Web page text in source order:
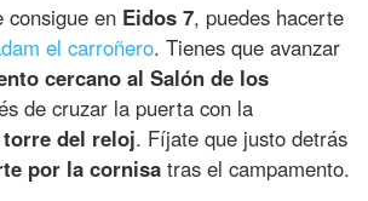
consigue en Eidos 7, puedes hacerte
el carroñero. Tienes que avanzar
cercano al Salón de los
de cruzar la puerta con la
del reloj. Fíjate que justo detrás
por la cornisa tras el campamento.